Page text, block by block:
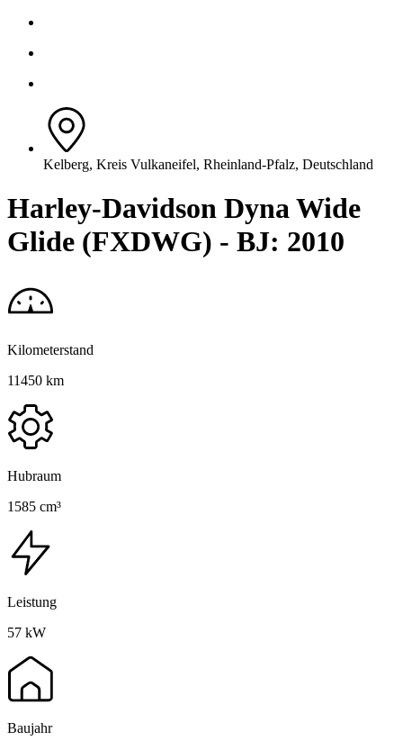
Kelberg, Kreis Vulkaneifel, Rheinland-Pfalz, Deutschland
Harley-Davidson Dyna Wide
Glide (FXDWG) - BJ: 2010
Kilometerstand
11450 km
Hubraum
1585 cm³
Leistung
57 kW
Baujahr